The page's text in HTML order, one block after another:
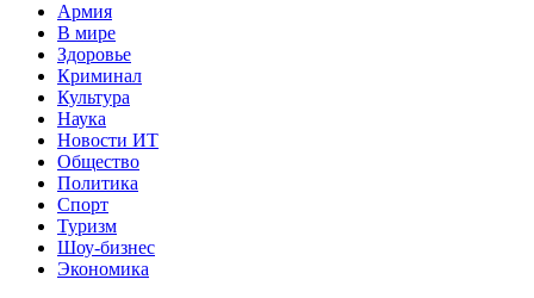
Армия
В мире
Здоровье
Криминал
Культура
Наука
Новости ИТ
Общество
Политика
Спорт
Туризм
Шоу-бизнес
Экономика